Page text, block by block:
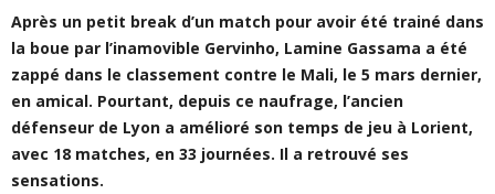
Après un petit break d’un match pour avoir été trainé dans
la boue par l’inamovible Gervinho, Lamine Gassama a été
zappé dans le classement contre le Mali, le 5 mars dernier,
en amical. Pourtant, depuis ce naufrage, l’ancien
défenseur de Lyon a amélioré son temps de jeu à Lorient,
avec 18 matches, en 33 journées. Il a retrouvé ses
sensations.